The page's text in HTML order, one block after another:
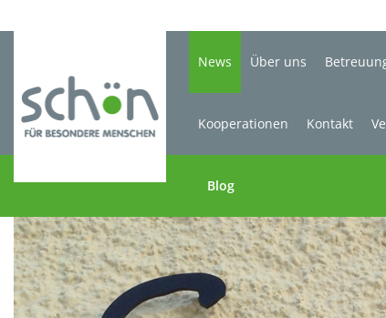
News
Blog
Über uns
Kooperationen Kontakt